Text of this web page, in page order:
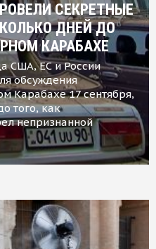
СЕКРЕТНЫЕ
ДНЕЙ ДО
КАРАБАХЕ
США, ЕС и России
обсуждения
Карабахе 17 сентября,
того, как
непризнанной